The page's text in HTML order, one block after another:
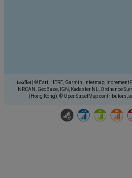
Leaflet
© Esri, HERE, Garmin, Intermap, increment
NRCAN, GeoBase, IGN, Kadaster NL, Ordnance
(Hong Kong), © OpenStreetMap contributors,